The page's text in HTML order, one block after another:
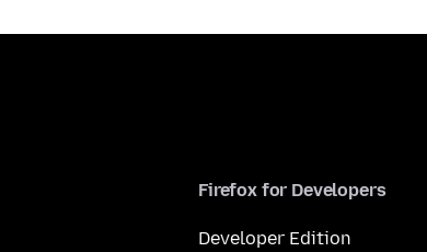
Firefox for Developers
Developer Edition